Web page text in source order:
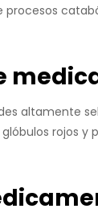
altamente
rojos